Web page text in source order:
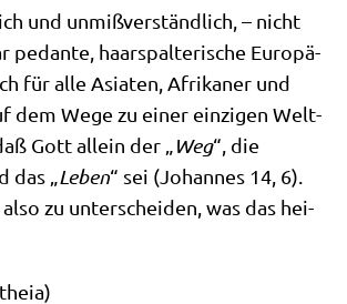
und unmiß­ver­ständ­lich, – nicht
pedan­te, haar­spal­te­ri­sche Euro­pä­
für alle Asia­ten, Afri­ka­ner und
dem Wege zu einer ein­zi­gen Welt­
Gott allein der „
Weg“, die
das „ Leben“ sei (Johan­nes 14, 6).
zu unter­schei­den, was das hei­